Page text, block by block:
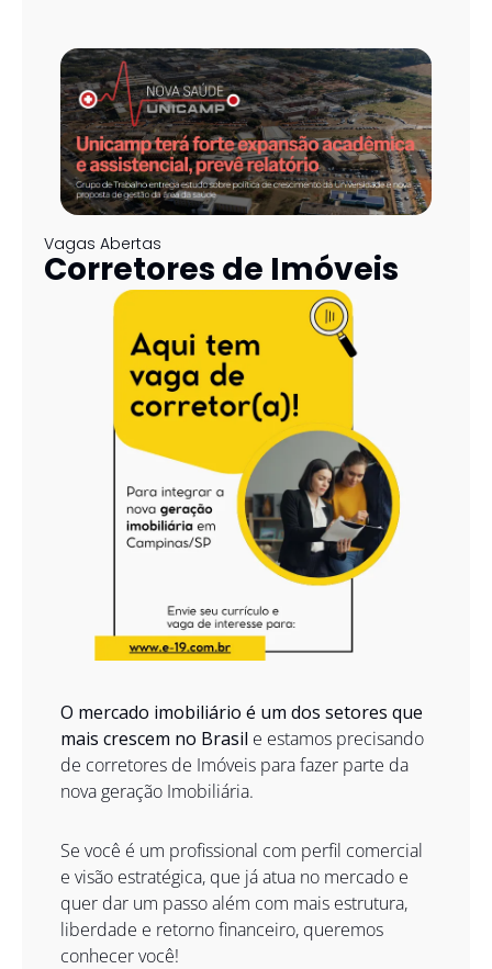
Vagas Abertas
Corretores de Imóveis
O mercado imobiliário é um dos setores que
mais crescem no Brasil e estamos precisando
de corretores de Imóveis para fazer parte da
nova geração Imobiliária.
Se você é um profissional com perfil comercial
e visão estratégica, que já atua no mercado e
quer dar um passo além com mais estrutura,
liberdade e retorno financeiro, queremos
conhecer você!